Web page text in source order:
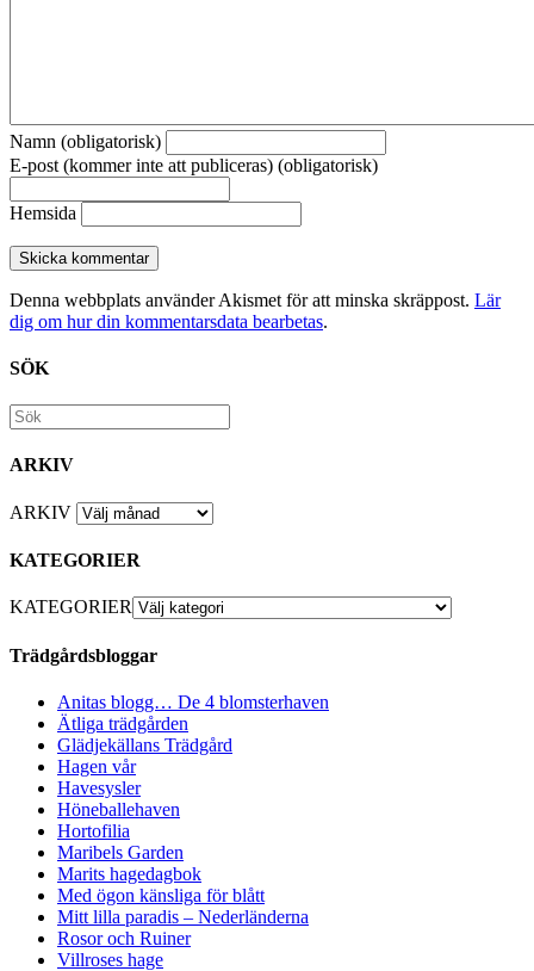
Namn (obligatorisk)
E-post (kommer inte att publiceras) (obligatorisk)
Hemsida
Denna webbplats använder Akismet för att minska skräppost. Lär
dig om hur din kommentarsdata bearbetas.
SÖK
ARKIV
ARKIV
KATEGORIER
KATEGORIER
Trädgårdsbloggar
Anitas blogg… De 4 blomsterhaven
Ätliga trädgården
Glädjekällans Trädgård
Hagen vår
Havesysler
Höneballehaven
Hortofilia
Maribels Garden
Marits hagedagbok
Med ögon känsliga för blått
Mitt lilla paradis – Nederländerna
Rosor och Ruiner
Villroses hage